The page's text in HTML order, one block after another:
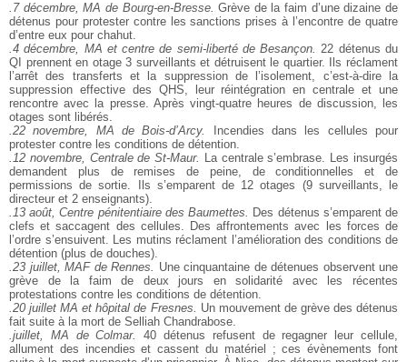
.7 décembre, MA de Bourg-en-Bresse. Grève de la faim d’une dizaine de
détenus pour protester contre les sanctions prises à l’encontre de quatre
d’entre eux pour chahut.
.4 décembre, MA et centre de semi-liberté de Besançon. 22 détenus du
QI prennent en otage 3 surveillants et détruisent le quartier. Ils réclament
l’arrêt des transferts et la suppression de l’isolement, c’est-à-dire la
suppression effective des QHS, leur réintégration en centrale et une
rencontre avec la presse. Après vingt-quatre heures de discussion, les
otages sont libérés.
.22 novembre, MA de Bois-d’Arcy.
Incendies dans les cellules pour
protester contre les conditions de détention.
.12 novembre, Centrale de St-Maur. La centrale s’embrase. Les insurgés
demandent plus de remises de peine, de conditionnelles et de
permissions de sortie. Ils s’emparent de 12 otages (9 surveillants, le
directeur et 2 enseignants).
.13 août, Centre pénitentiaire des Baumettes. Des détenus s’emparent de
clefs et saccagent des cellules. Des affrontements avec les forces de
l’ordre s’ensuivent. Les mutins réclament l’amélioration des conditions de
détention (plus de douches).
.23 juillet, MAF de Rennes. Une cinquantaine de détenues observent une
grève de la faim de deux jours en solidarité avec les récentes
protestations contre les conditions de détention.
.20 juillet MA et hôpital de Fresnes. Un mouvement de grève des détenus
fait suite à la mort de Selliah Chandrabose.
.juillet, MA de Colmar.
40 détenus refusent de regagner leur cellule,
allument des incendies et cassent du matériel ; ces évènements font